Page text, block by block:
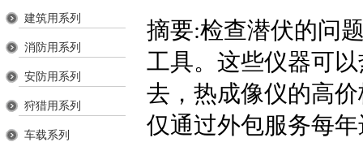
建筑用系列
消防用系列
安防用系列
狩猎用系列
车载系列
摘要:检查潜伏的问
工具。这些仪器可
去，热成像仪的高
仅通过外包服务每